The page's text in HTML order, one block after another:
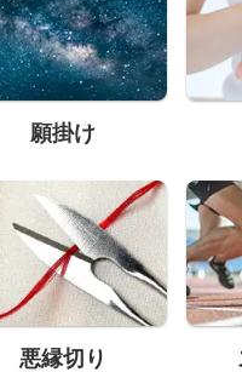
願掛け
悪縁切り